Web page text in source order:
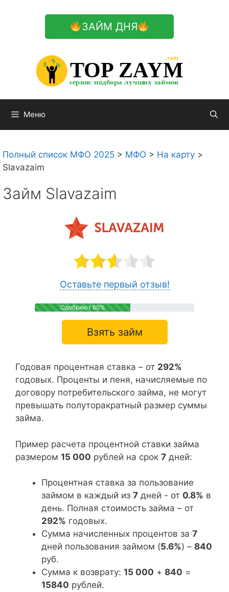
ЗАЙМ ДНЯ
TOP ZAYM
сервис подбора лучших займов
.com
$
$
$
Меню
Полный список МФО 2025 > МФО > На карту >
Slavazaim
Займ Slavazaim
Оставьте первый отзыв!
Одобряют 60%
Взять займ
Годовая процентная ставка – от 292%
годовых. Проценты и пеня, начисляемые по
договору потребительского займа, не могут
превышать полуторакратный размер суммы
займа.
Пример расчета процентной ставки займа
размером 15 000 рублей на срок 7 дней:
Процентная ставка за пользование
займом в каждый из 7 дней - от 0.8% в
день. Полная стоимость займа – от
292% годовых.
Сумма начисленных процентов за 7
дней пользования займом (5.6%) – 840
руб.
Сумма к возврату: 15 000 + 840 =
15840 рублей.